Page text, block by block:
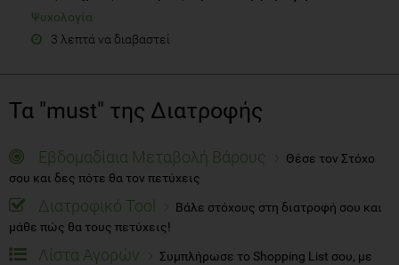
Ψυχολογία
3 λεπτά να διαβαστεί
Τα "must" της Διατροφής
Εβδομαδίαια Μεταβολή Βάρους
Θέσε τον Στόχο
σου και δες πότε θα τον πετύχεις
Διατροφικό Tool
Βάλε στόχους στη διατροφή σου και
μάθε πώς θα τους πετύχεις!
Λίστα Αγορών
Συμπλήρωσε το Shopping List σου, με